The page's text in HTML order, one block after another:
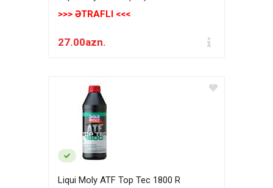
>>> ƏTRAFLI <<<
27.00azn.
Liqui Moly ATF Top Tec 1800 R